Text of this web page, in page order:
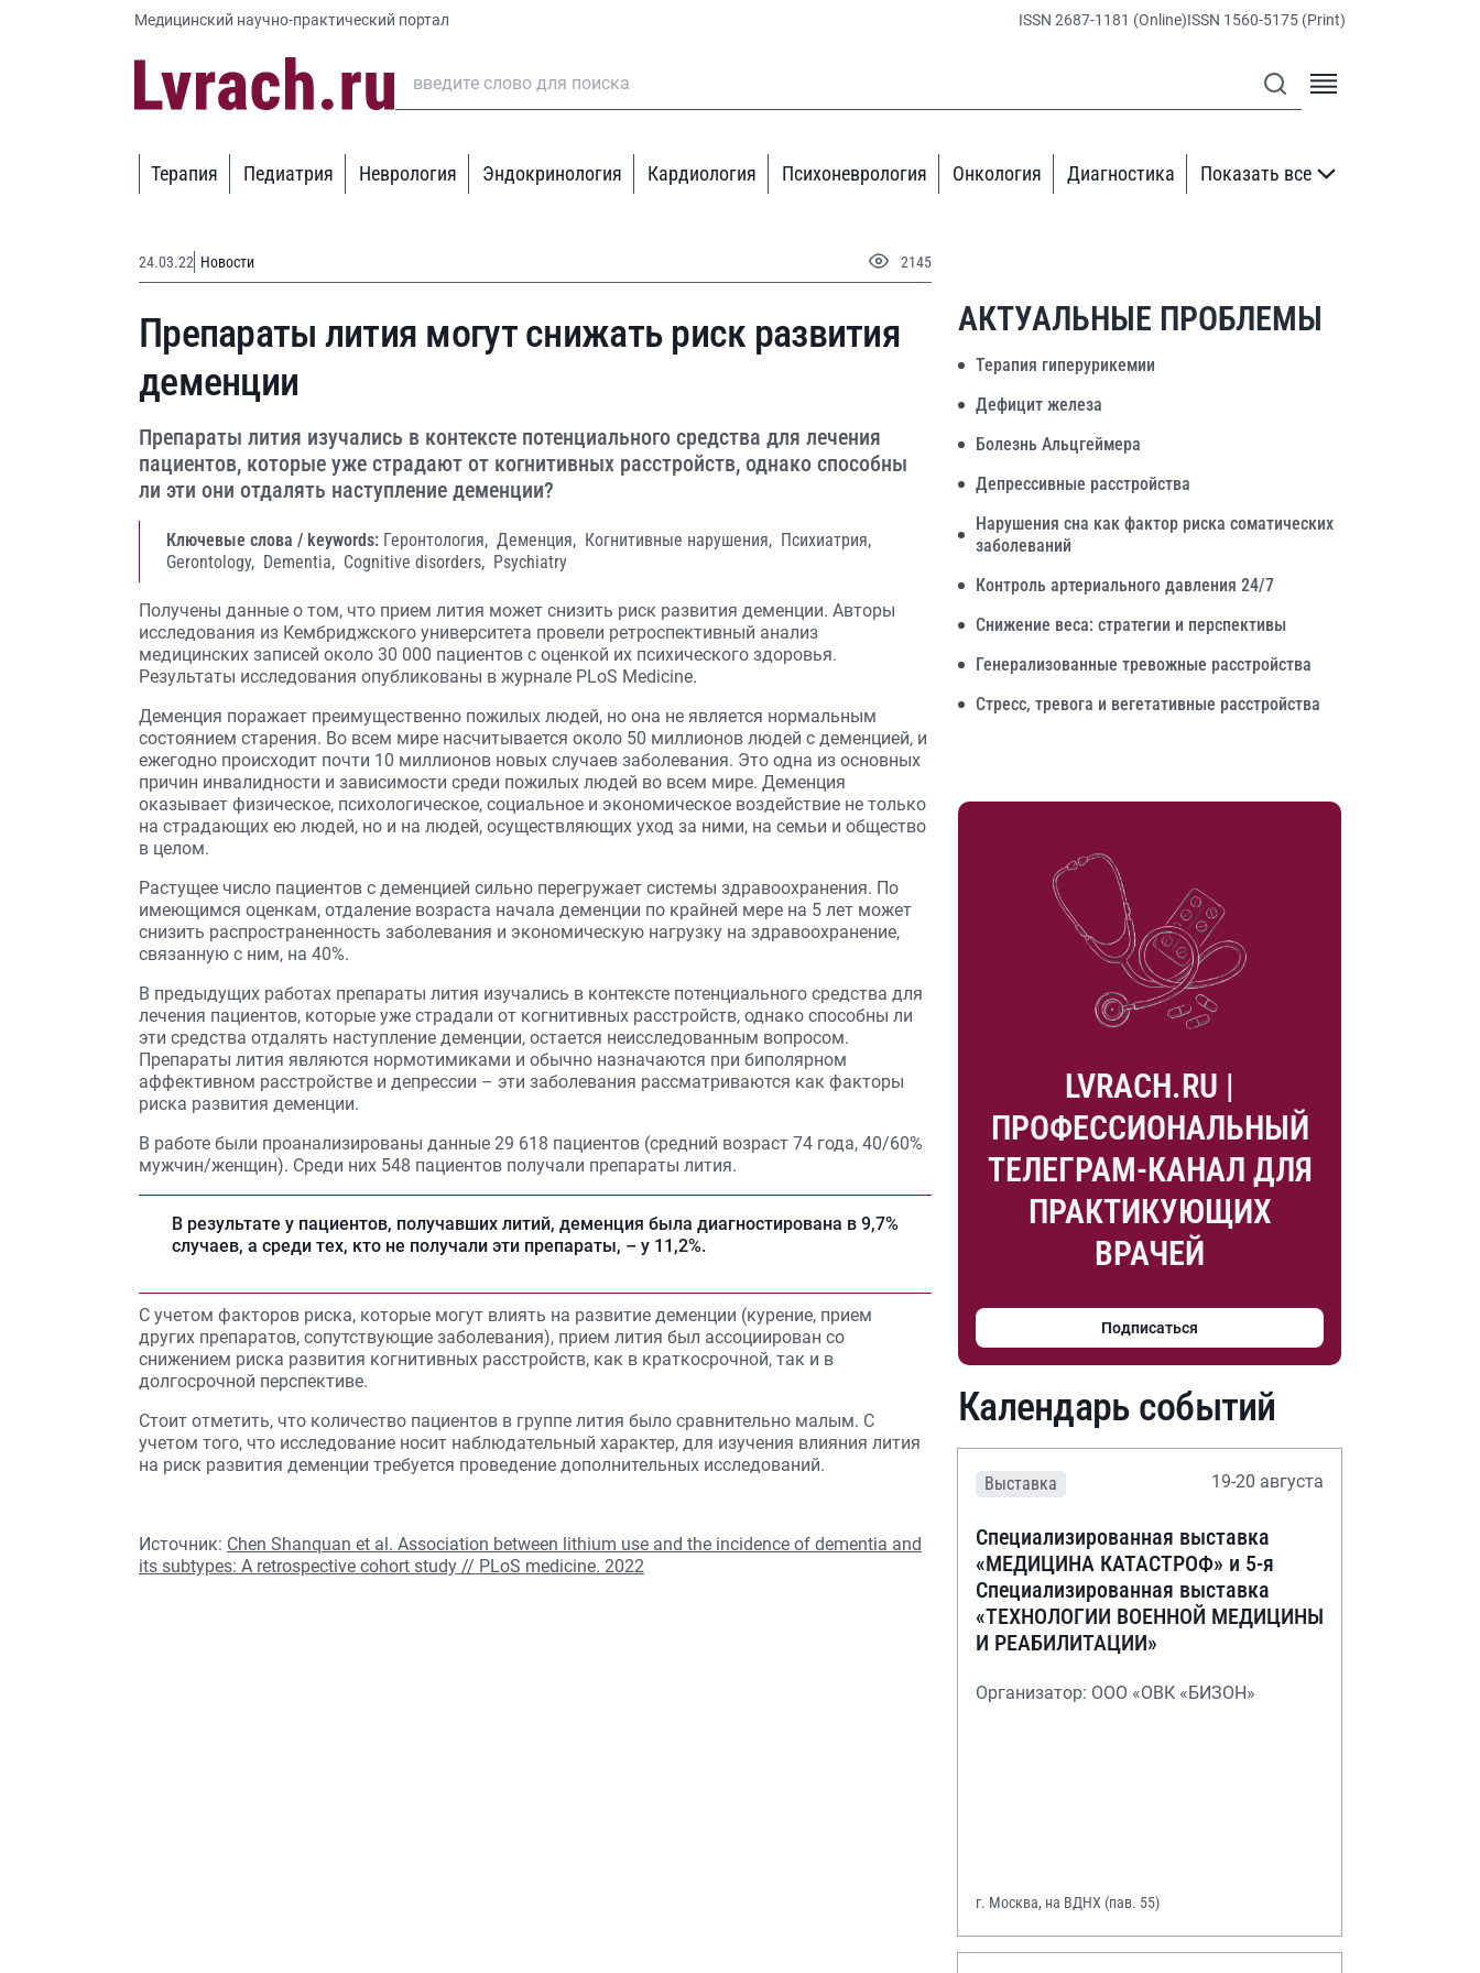
Медицинский научно-практический портал ISSN 2687-1181 (Online)ISSN 1560-5175 (Print)
Терапия Педиатрия Неврология Эндокринология Кардиология Психоневрология Онкология Диагностика Показать все
24.03.22 Новости 2145
Препараты лития могут снижать риск развития
деменции
Препараты лития изучались в контексте потенциального средства для лечения
пациентов, которые уже страдают от когнитивных расстройств, однако способны
ли эти они отдалять наступление деменции?
Ключевые слова / keywords: Геронтология, Деменция, Когнитивные нарушения, Психиатрия,
Gerontology, Dementia, Cognitive disorders, Psychiatry
Получены данные о том, что прием лития может снизить риск развития деменции. Авторы
исследования из Кембриджского университета провели ретроспективный анализ
медицинских записей около 30 000 пациентов с оценкой их психического здоровья.
Результаты исследования опубликованы в журнале PLoS Medicine.
Деменция поражает преимущественно пожилых людей, но она не является нормальным
состоянием старения. Во всем мире насчитывается около 50 миллионов людей с деменцией, и
ежегодно происходит почти 10 миллионов новых случаев заболевания. Это одна из основных
причин инвалидности и зависимости среди пожилых людей во всем мире. Деменция
оказывает физическое, психологическое, социальное и экономическое воздействие не только
на страдающих ею людей, но и на людей, осуществляющих уход за ними, на семьи и общество
в целом.
Растущее число пациентов с деменцией сильно перегружает системы здравоохранения. По
имеющимся оценкам, отдаление возраста начала деменции по крайней мере на 5 лет может
снизить распространенность заболевания и экономическую нагрузку на здравоохранение,
связанную с ним, на 40%.
В предыдущих работах препараты лития изучались в контексте потенциального средства для
лечения пациентов, которые уже страдали от когнитивных расстройств, однако способны ли
эти средства отдалять наступление деменции, остается неисследованным вопросом.
Препараты лития являются нормотимиками и обычно назначаются при биполярном
аффективном расстройстве и депрессии – эти заболевания рассматриваются как факторы
риска развития деменции.
В работе были проанализированы данные 29 618 пациентов (средний возраст 74 года, 40/60%
мужчин/женщин). Среди них 548 пациентов получали препараты лития.
В результате у пациентов, получавших литий, деменция была диагностирована в 9,7%
случаев, а среди тех, кто не получали эти препараты, – у 11,2%.
С учетом факторов риска, которые могут влиять на развитие деменции (курение, прием
других препаратов, сопутствующие заболевания), прием лития был ассоциирован со
снижением риска развития когнитивных расстройств, как в краткосрочной, так и в
долгосрочной перспективе.
Стоит отметить, что количество пациентов в группе лития было сравнительно малым. С
учетом того, что исследование носит наблюдательный характер, для изучения влияния лития
на риск развития деменции требуется проведение дополнительных исследований.
Источник: Chen Shanquan et al. Association between lithium use and the incidence of dementia and
its subtypes: A retrospective cohort study // PLoS medicine. 2022
АКТУАЛЬНЫЕ ПРОБЛЕМЫ
Терапия гиперурикемии
Дефицит железа
Болезнь Альцгеймера
Депрессивные расстройства
Нарушения сна как фактор риска соматических
заболеваний
Контроль артериального давления 24/7
Снижение веса: стратегии и перспективы
Генерализованные тревожные расстройства
Стресс, тревога и вегетативные расстройства
LVRACH.RU |
ПРОФЕССИОНАЛЬНЫЙ
ТЕЛЕГРАМ-КАНАЛ ДЛЯ
ПРАКТИКУЮЩИХ
ВРАЧЕЙ
Подписаться
Календарь событий
Выставка 19-20 августа
Специализированная выставка
«МЕДИЦИНА КАТАСТРОФ» и 5-я
Специализированная выставка
«ТЕХНОЛОГИИ ВОЕННОЙ МЕДИЦИНЫ
И РЕАБИЛИТАЦИИ»
Организатор: ООО «ОВК «БИЗОН»
г. Москва, на ВДНХ (пав. 55)